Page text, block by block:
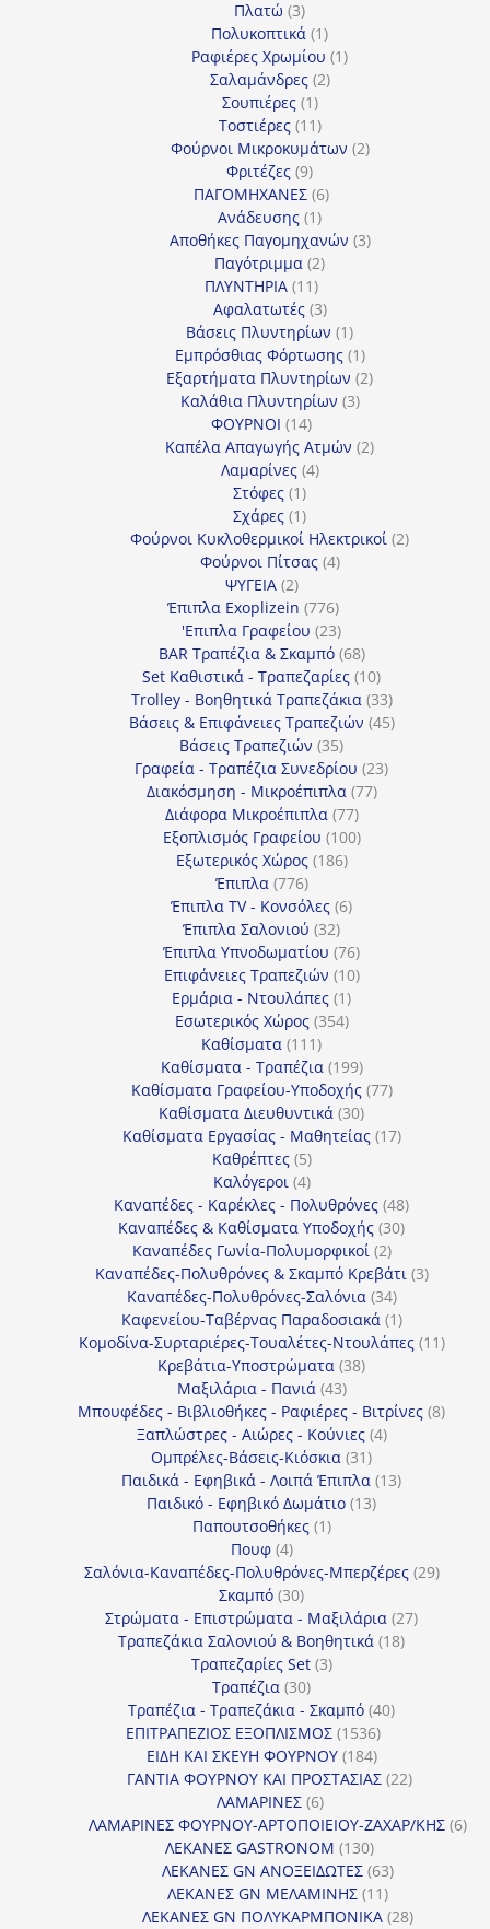
Πλατώ 33
προϊόντα
Πολυκοπτικά 11
προϊόν
Ραφιέρες Χρωμίου 11
Σαλαμάνδρες 22
Σουπιέρες 11
προϊόν
Τοστιέρες 1111
προϊόντα
Φούρνοι Μικροκυμάτων 22
Φριτέζες 99
προϊόντα
ΠΑΓΟΜΗΧΑΝΕΣ 66
Ανάδευσης 11
προϊόν
Αποθήκες Παγομηχανών 33
Παγότριμμα 22
ΠΛΥΝΤΗΡΙΑ 1111
προϊόντα
Αφαλατωτές 33
προϊόντα
Βάσεις Πλυντηρίων 11
προϊόν
Εμπρόσθιας Φόρτωσης 11
προϊόν
Εξαρτήματα Πλυντηρίων 22
Καλάθια Πλυντηρίων 33
ΦΟΥΡΝΟΙ 1414
προϊόντα
Καπέλα Απαγωγής Ατμών 22
Λαμαρίνες 44
Στόφες 11
προϊόν
Σχάρες 11
προϊόν
Φούρνοι Κυκλοθερμικοί Ηλεκτρικοί 22
Φούρνοι Πίτσας 44
ΨΥΓΕΙΑ 22
προϊόντα
Έπιπλα Exoplizein 776776
προϊόντα
'Επιπλα Γραφείου 2323
προϊόντα
BAR Τραπέζια & Σκαμπό 6868
προϊόντα
Set Καθιστικά - Τραπεζαρίες 1010
προϊόντα
Trolley - Βοηθητικά Τραπεζάκια 3333
προϊόντα
Βάσεις & Επιφάνειες Τραπεζιών 4545
Βάσεις Τραπεζιών 3535
προϊόντα
Γραφεία - Τραπέζια Συνεδρίου 2323
Διακόσμηση - Μικροέπιπλα 7777
Διάφορα Μικροέπιπλα 7777
προϊόντα
Εξοπλισμός Γραφείου 100100
Εξωτερικός Χώρος 186186
Έπιπλα 776776
προϊόντα
Έπιπλα TV - Κονσόλες 66
Έπιπλα Σαλονιού 3232
προϊόντα
Έπιπλα Υπνοδωματίου 7676
προϊόντα
Επιφάνειες Τραπεζιών 1010
Ερμάρια - Ντουλάπες 11
προϊόν
Εσωτερικός Χώρος 354354
Καθίσματα 111111
προϊόντα
Καθίσματα - Τραπέζια 199199
προϊόντα
Καθίσματα Γραφείου-Υποδοχής 7777
Καθίσματα Διευθυντικά 3030
προϊόντα
Καθίσματα Εργασίας - Μαθητείας 1717
Καθρέπτες 55
προϊόντα
Καλόγεροι 44
προϊόντα
Καναπέδες - Καρέκλες - Πολυθρόνες 4848
προϊόντα
Καναπέδες & Καθίσματα Υποδοχής 3030
Καναπέδες Γωνία-Πολυμορφικοί 22
προϊόντα
Καναπέδες-Πολυθρόνες & Σκαμπό Κρεβάτι 33
Καναπέδες-Πολυθρόνες-Σαλόνια 3434
προϊόντα
Καφενείου-Ταβέρνας Παραδοσιακά 11
προϊόν
Κομοδίνα-Συρταριέρες-Τουαλέτες-Ντουλάπες 1111
Κρεβάτια-Υποστρώματα 3838
Μαξιλάρια - Πανιά 4343
προϊόντα
Μπουφέδες - Βιβλιοθήκες - Ραφιέρες - Βιτρίνες 88
Ξαπλώστρες - Αιώρες - Κούνιες 44
Ομπρέλες-Βάσεις-Κιόσκια 3131
προϊόντα
Παιδικά - Εφηβικά - Λοιπά Έπιπλα 1313
Παιδικό - Εφηβικό Δωμάτιο 1313
Παπουτσοθήκες 11
Πουφ 44
προϊόντα
Σαλόνια-Καναπέδες-Πολυθρόνες-Μπερζέρες 2929
Σκαμπό 3030
προϊόντα
Στρώματα - Επιστρώματα - Μαξιλάρια 2727
Τραπεζάκια Σαλονιού & Βοηθητικά 1818
Τραπεζαρίες Set 33
Τραπέζια 3030
προϊόντα
Τραπέζια - Τραπεζάκια - Σκαμπό 4040
ΕΠΙΤΡΑΠΕΖΙΟΣ ΕΞΟΠΛΙΣΜΟΣ 15361536
προϊόντα
ΕΙΔΗ ΚΑΙ ΣΚΕΥΗ ΦΟΥΡΝΟΥ 184184
προϊόντα
ΓΑΝΤΙΑ ΦΟΥΡΝΟΥ ΚΑΙ ΠΡΟΣΤΑΣΙΑΣ 2222
ΛΑΜΑΡΙΝΕΣ 66
προϊόντα
ΛΑΜΑΡΙΝΕΣ ΦΟΥΡΝΟΥ-ΑΡΤΟΠΟΙΕΙΟΥ-ΖΑΧΑΡ/ΚΗΣ 66
ΛΕΚΑΝΕΣ GASTRONOM 130130
προϊόντα
ΛΕΚΑΝΕΣ GN ΑΝΟΞΕΙΔΩΤΕΣ 6363
ΛΕΚΑΝΕΣ GN ΜΕΛΑΜΙΝΗΣ 1111
προϊόντα
ΛΕΚΑΝΕΣ GN ΠΟΛΥΚΑΡΜΠΟΝΙΚΑ 2828